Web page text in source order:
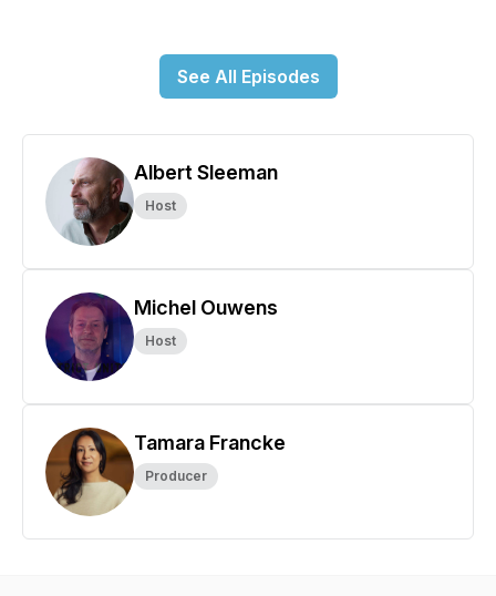
See All Episodes
Albert Sleeman
Host
Michel Ouwens
Host
Tamara Francke
Producer